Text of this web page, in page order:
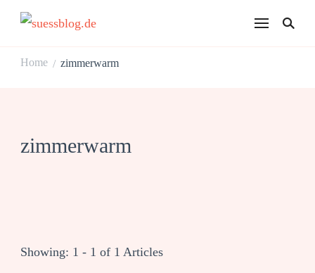
Home / zimmerwarm
zimmerwarm
Showing: 1 - 1 of 1 Articles